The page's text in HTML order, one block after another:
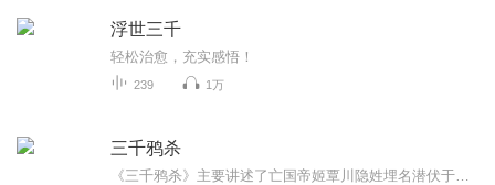
浮世三千
轻松治愈，充实感悟！
239 1万
三千鸦杀